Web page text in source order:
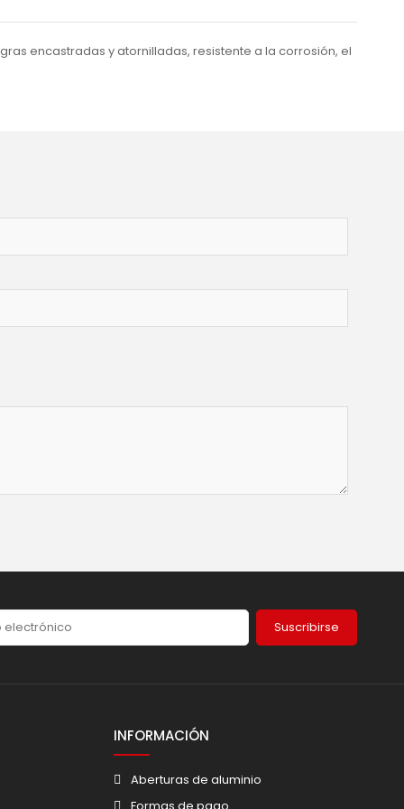
encastradas y atornilladas, resistente a la corrosión, el
Suscribirse
INFORMACIÓN
Aberturas de aluminio